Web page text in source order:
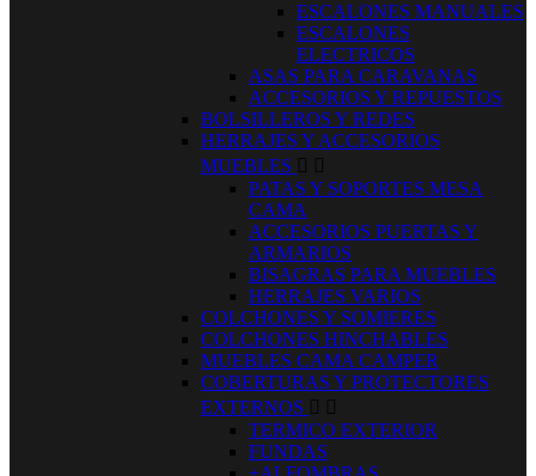
ESCALONES MANUALES
ESCALONES
ELECTRICOS
ASAS PARA CARAVANAS
ACCESORIOS Y REPUESTOS
BOLSILLEROS Y REDES
HERRAJES Y ACCESORIOS
MUEBLES  
PATAS Y SOPORTES MESA
CAMA
ACCESORIOS PUERTAS Y
ARMARIOS
BISAGRAS PARA MUEBLES
HERRAJES VARIOS
COLCHONES Y SOMIERES
COLCHONES HINCHABLES
MUEBLES CAMA CAMPER
COBERTURAS Y PROTECTORES
EXTERNOS  
TERMICO EXTERIOR
FUNDAS